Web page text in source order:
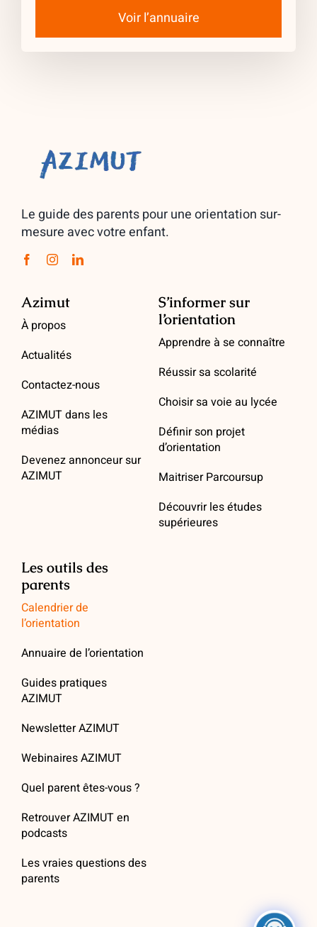
Voir l’annuaire
Le guide des parents pour une orientation sur-
mesure avec votre enfant.
Azimut
À propos
Actualités
Contactez-nous
AZIMUT dans les
médias
Devenez annonceur sur
AZIMUT
S’informer sur
l’orientation
Apprendre à se connaître
Réussir sa scolarité
Choisir sa voie au lycée
Définir son projet
d’orientation
Maitriser Parcoursup
Découvrir les études
supérieures
Les outils des
parents
Calendrier de
l’orientation
Annuaire de l’orientation
Guides pratiques
AZIMUT
Newsletter AZIMUT
Webinaires AZIMUT
Quel parent êtes-vous ?
Retrouver AZIMUT en
podcasts
Les vraies questions des
parents